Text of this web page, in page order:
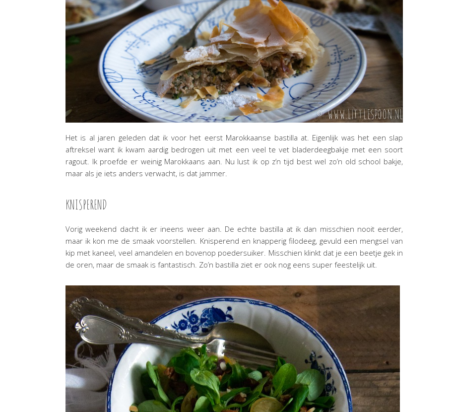
Het is al jaren geleden dat ik voor het eerst Marokkaanse bastilla at. Eigenlijk was het een slap
aftreksel want ik kwam aardig bedrogen uit met een veel te vet bladerdeegbakje met een soort
ragout. Ik proefde er weinig Marokkaans aan. Nu lust ik op z’n tijd best wel zo’n old school bakje,
maar als je iets anders verwacht, is dat jammer.
KNISPEREND
Vorig weekend dacht ik er ineens weer aan. De echte bastilla at ik dan misschien nooit eerder,
maar ik kon me de smaak voorstellen. Knisperend en knapperig filodeeg, gevuld een mengsel van
kip met kaneel, veel amandelen en bovenop poedersuiker. Misschien klinkt dat je een beetje gek in
de oren, maar de smaak is fantastisch. Zo’n bastilla ziet er ook nog eens super feestelijk uit.